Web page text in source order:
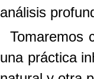
análisis
Tomaremos
una práctica